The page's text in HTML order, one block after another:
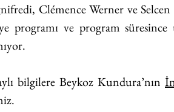
Clémence Werner ve
programı ve program süresince
bilgilere Beykoz Kundura’nın